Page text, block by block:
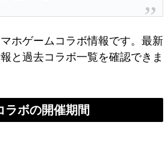
ホゲームコラボ情報です。最新
と過去コラボ一覧を確認できま
ラボの開催期間